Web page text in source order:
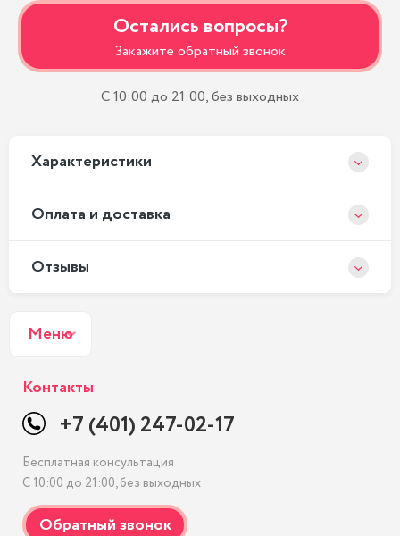
Остались вопросы?
Закажите обратный звонок
С 10:00 до 21:00, без выходных
Xарактеристики
Оплата и доставка
Отзывы
Меню
Контакты
+7 (401) 247-02-17
Бесплатная консультация
С 10:00 до 21:00, без выходных